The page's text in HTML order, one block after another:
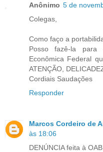
Anônimo 5 de
Colegas,
Como faço a
Posso fazê-la
Econômica Federal
ATENÇÃO,
Cordiais Saudações
Responder
Marcos Cordeiro de
às 18:06
DENÚNCIA feita à